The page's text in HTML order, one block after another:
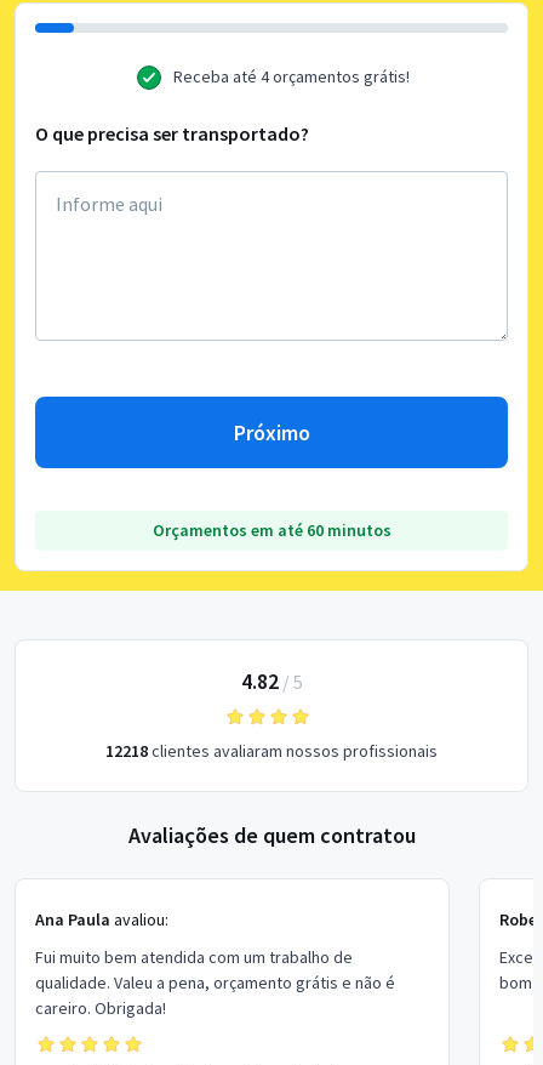
Receba até 4 orçamentos grátis!
O que precisa ser transportado?
Próximo
Orçamentos em até 60 minutos
4.82/ 5
12218clientes avaliaram nossos profissionais
Avaliações de quem contratou
Ana Paula avaliou:
Fui muito bem atendida com um trabalho de
qualidade. Valeu a pena, orçamento grátis e não é
careiro. Obrigada!
bom